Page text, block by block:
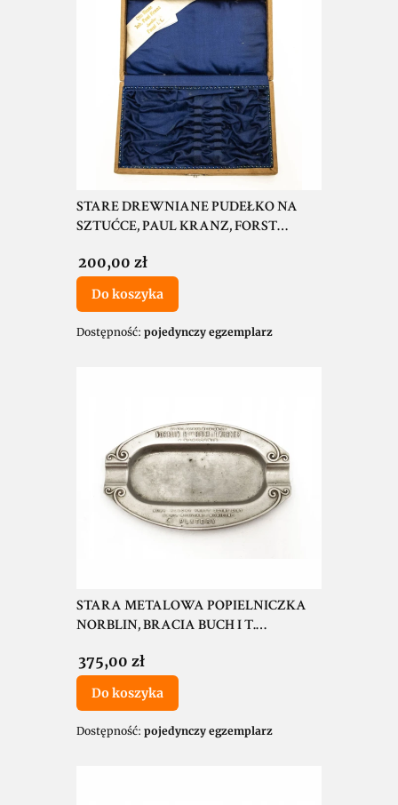
STARE DREWNIANE PUDEŁKO NA
SZTUĆCE, PAUL KRANZ, FORST
Cena
200,00 zł
Do koszyka
Dostępność: pojedynczy egzemplarz
STARA METALOWA POPIELNICZKA
NORBLIN, BRACIA BUCH I T.
Cena
375,00 zł
Do koszyka
Dostępność: pojedynczy egzemplarz